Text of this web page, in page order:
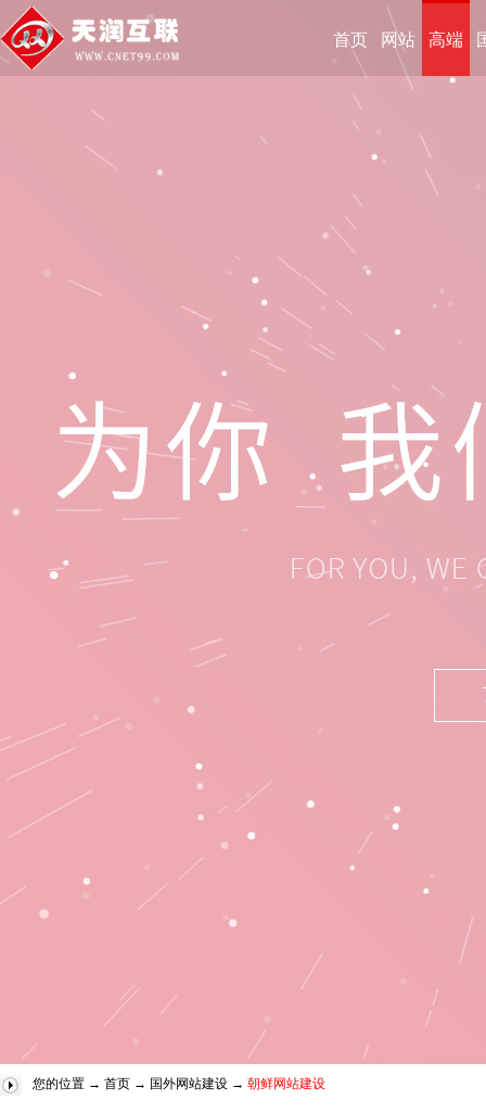
首页 网站 高端
您的位置 → 首页 → 国外网站建设 → 朝鲜网站建设